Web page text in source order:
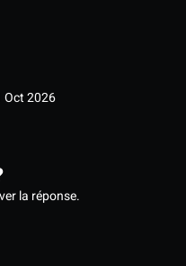
Oct 2026
la réponse.